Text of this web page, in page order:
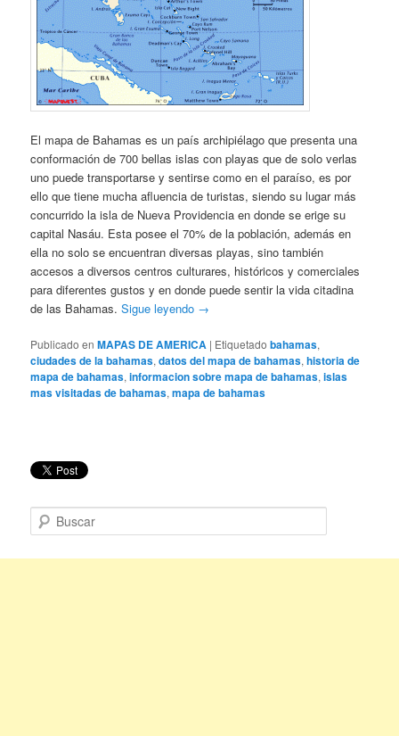
El mapa de Bahamas es un país archipiélago que presenta una
conformación de 700 bellas islas con playas que de solo verlas
uno puede transportarse y sentirse como en el paraíso, es por
ello que tiene mucha afluencia de turistas, siendo su lugar más
concurrido la isla de Nueva Providencia en donde se erige su
capital Nasáu. Esta posee el 70% de la población, además en
ella no solo se encuentran diversas playas, sino también
accesos a diversos centros culturares, históricos y comerciales
para diferentes gustos y en donde puede sentir la vida citadina
de las Bahamas.Sigue leyendo →
Publicado en MAPAS DE AMERICA | Etiquetado bahamas,
ciudades de la bahamas,datos del mapa de bahamas,historia de
mapa de bahamas,informacion sobre mapa de bahamas,islas
mas visitadas de bahamas,mapa de bahamas
u